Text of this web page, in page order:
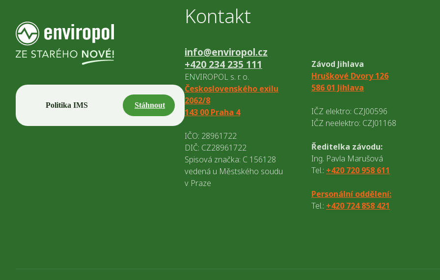
Politika IMS Stáhnout
Kontakt
info@enviropol.cz
+420 234 235 111
ENVIROPOL s. r. o.
Československého exilu
2062/8
143 00 Praha 4
IČO: 28961722
DIČ: CZ28961722
Spisová značka: C 156128
vedená u Městského soudu
v Praze
Závod Jihlava
Hruškové Dvory 126
586 01 Jihlava
IČZ elektro: CZJ00596
IČZ neelektro: CZJ01168
Ředitelka závodu:
Ing. Pavla Marušová
Tel.: +420 720 958 611
Personální oddělení:
Tel.: +420 724 858 421